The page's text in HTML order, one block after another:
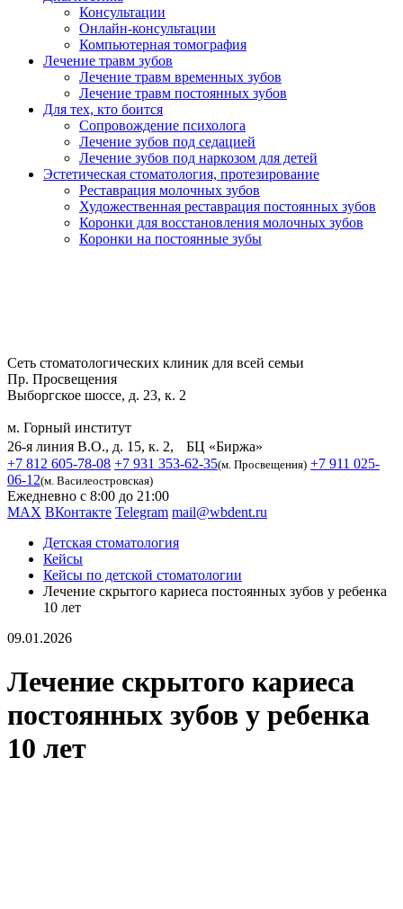
Консультации
Онлайн-консультации
Компьютерная томография
Лечение травм зубов
Лечение травм временных зубов
Лечение травм постоянных зубов
Для тех, кто боится
Сопровождение психолога
Лечение зубов под седацией
Лечение зубов под наркозом для детей
Эстетическая стоматология, протезирование
Реставрация молочных зубов
Художественная реставрация постоянных зубов
Коронки для восстановления молочных зубов
Коронки на постоянные зубы
Сеть стоматологических клиник для всей семьи
Пр. Просвещения
Выборгское шоссе, д. 23, к. 2
м. Горный институт
26-я линия В.О., д. 15, к. 2, БЦ «Биржа»
+7 812 605-78-08 +7 931 353-62-35(м. Просвещения) +7 911 025-
06-12(м. Василеостровская)
Ежедневно с 8:00 до 21:00
MAX ВКонтакте Telegram mail@wbdent.ru
Детская стоматология
Кейсы
Кейсы по детской стоматологии
Лечение скрытого кариеса постоянных зубов у ребенка
10 лет
09.01.2026
Лечение скрытого кариеса
постоянных зубов у ребенка
10 лет